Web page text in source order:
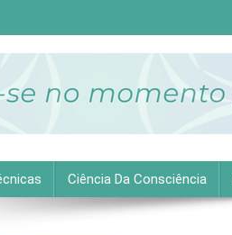
vida equilibrada e plena.
Ciência Da Consciência